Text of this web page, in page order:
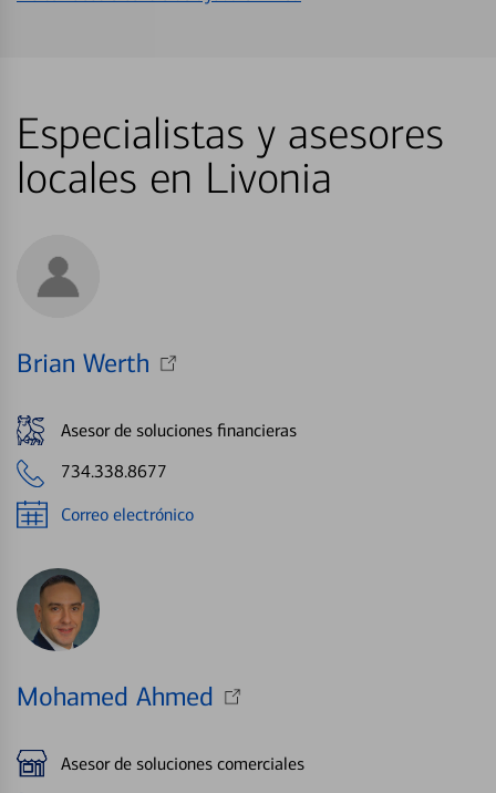
Especialistas y asesores
locales en Livonia
Brian Werth
Asesor de soluciones financieras
734.338.8677
Correo electrónico
Mohamed Ahmed
Asesor de soluciones comerciales